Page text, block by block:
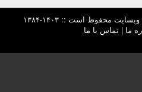
محفوظ است :: ۱۴۰۳-۱۳۸۴
ما |تماس با ما